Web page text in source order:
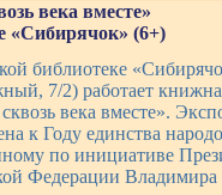
века вместе»
«Сибирячок» (6+)
библиотеке
7/2) работает
века вместе».
к Году единства
по инициативе
Федерации